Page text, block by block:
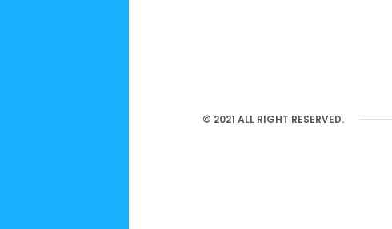
© 2021 ALL RIGHT RESERVED.